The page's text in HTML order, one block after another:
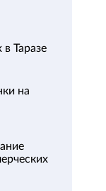
Таразе
на